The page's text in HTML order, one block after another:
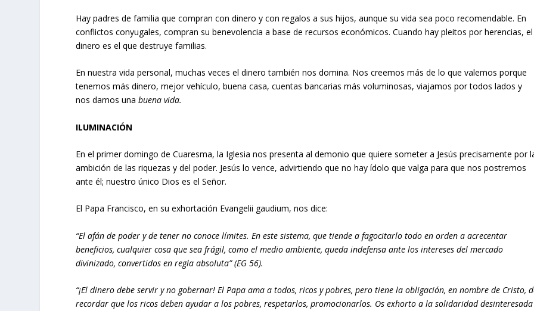
Hay padres de familia que compran con dinero y con regalos a sus hijos, aunque su vida sea poco recomendable. En
conflictos conyugales, compran su benevolencia a base de recursos económicos. Cuando hay pleitos por herencias, el
dinero es el que destruye familias.
En nuestra vida personal, muchas veces el dinero también nos domina. Nos creemos más de lo que valemos porque
tenemos más dinero, mejor vehículo, buena casa, cuentas bancarias más voluminosas, viajamos por todos lados y
nos damos unabuena vida.
ILUMINACIÓN
En el primer domingo de Cuaresma, la Iglesia nos presenta al demonio que quiere someter a Jesús precisamente por
ambición de las riquezas y del poder. Jesús lo vence, advirtiendo que no hay ídolo que valga para que nos postremos
ante él; nuestro único Dios es el Señor.
El Papa Francisco, en su exhortación Evangelii gaudium, nos dice:
“El afán de poder y de tener no conoce límites. En este sistema, que tiende a fagocitarlo todo en orden a acrecentar
beneficios, cualquier cosa que sea frágil, como el medio ambiente, queda indefensa ante los intereses del mercado
divinizado, convertidos en regla absoluta” (EG 56).
“¡El dinero debe servir y no gobernar! El Papa ama a todos, ricos y pobres, pero tiene la obligación, en nombre de Cristo,
recordar que los ricos deben ayudar a los pobres, respetarlos, promocionarlos. Os exhorto a la solidaridad desinteresada